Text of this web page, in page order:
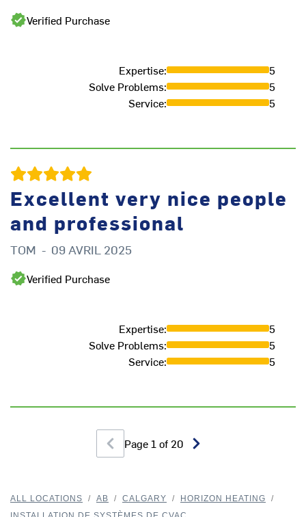
Verified Purchase
Expertise:
5
Solve Problems:
5
Service: 5
Excellent very nice people
and professional
TOM - 09 AVRIL 2025
Verified Purchase
Expertise:
5
Solve Problems:
5
Service: 5
Page 1 of 20
ALL LOCATIONS / AB / CALGARY / HORIZON HEATING
/